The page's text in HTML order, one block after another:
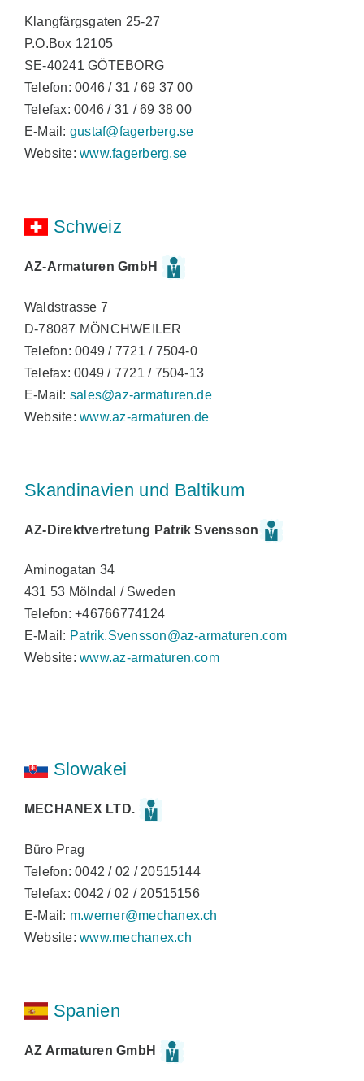
Klangfärgsgaten 25-27
P.O.Box 12105
SE-40241 GÖTEBORG
Telefon: 0046 / 31 / 69 37 00
Telefax: 0046 / 31 / 69 38 00
E-Mail: gustaf@fagerberg.se
Website:www.fagerberg.se
Schweiz
AZ-Armaturen GmbH
Waldstrasse 7
D-78087 MÖNCHWEILER
Telefon: 0049 / 7721 / 7504-0
Telefax: 0049 / 7721 / 7504-13
E-Mail: sales@az-armaturen.de
Website:www.az-armaturen.de
Skandinavien und Baltikum
AZ-Direktvertretung Patrik Svensson
Aminogatan 34
431 53 Mölndal / Sweden
Telefon: +46766774124
E-Mail: Patrik.Svensson@az-armaturen.com
Website:www.az-armaturen.com
Slowakei
MECHANEX LTD.
Büro Prag
Telefon: 0042 / 02 / 20515144
Telefax: 0042 / 02 / 20515156
E-Mail: m.werner@mechanex.ch
Website:www.mechanex.ch
Spanien
AZ Armaturen GmbH